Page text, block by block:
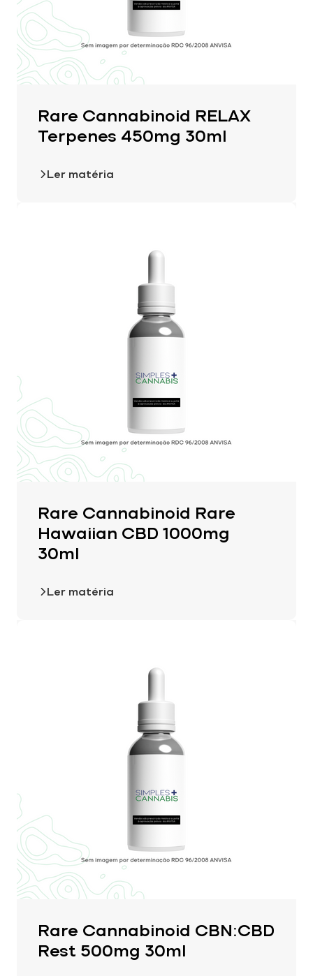
Rare Cannabinoid RELAX
Terpenes 450mg 30ml
Ler matéria
Rare Cannabinoid Rare
Hawaiian CBD 1000mg
30ml
Ler matéria
Rare Cannabinoid CBN:CBD
Rest 500mg 30ml